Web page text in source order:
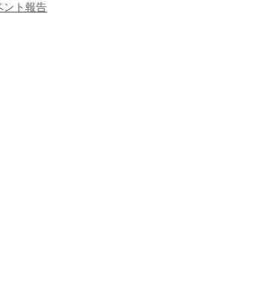
ント報告